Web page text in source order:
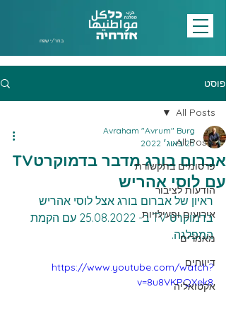
בחר/י שפה
פוסט
All Posts
פרסומים בתקשורת
הודעות לציבור
אירועים ופעילויות
מאמרים
דיווחים
אקטואליה
All Posts
אברום בורג מדבר בדמוקרטTV
עם לוסי אהריש
Avraham "Avrum" Burg
25 באוג׳ 2022
ראיון של אברום בורג אצל לוסי אהריש
בדמוקרט TV ב- 25.08.2022 עם הקמת
המפלגה.
https://www.youtube.com/watch?
v=8u8VKPQXek8